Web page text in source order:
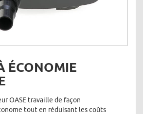
ÉCONOMIE
OASE travaille de façon
tout en réduisant les coûts